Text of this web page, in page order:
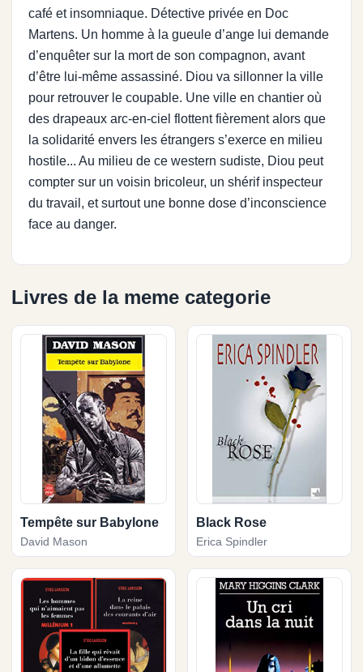
café et insomniaque. Détective privée en Doc
Martens. Un homme à la gueule d’ange lui demande
d’enquêter sur la mort de son compagnon, avant
d’être lui-même assassiné. Diou va sillonner la ville
pour retrouver le coupable. Une ville en chantier où
des drapeaux arc-en-ciel flottent fièrement alors que
la solidarité envers les étrangers s’exerce en milieu
hostile... Au milieu de ce western sudiste, Diou peut
compter sur un voisin bricoleur, un shérif inspecteur
du travail, et surtout une bonne dose d’inconscience
face au danger.
Livres de la meme categorie
Tempête sur Babylone
David Mason
Black Rose
Erica Spindler